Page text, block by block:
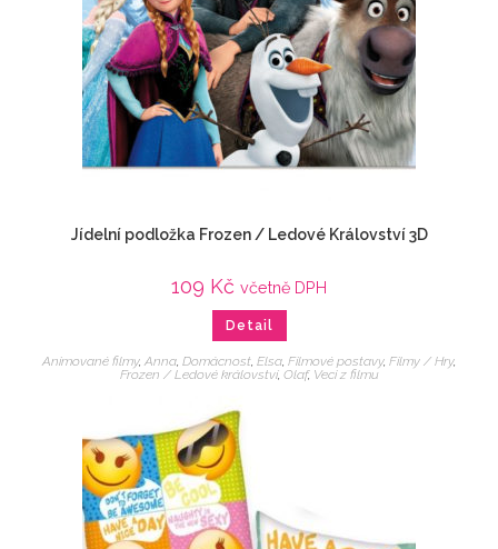
Jídelní podložka Frozen / Ledové Království 3D
109 Kč včetně DPH
Detail
Animované filmy, Anna, Domácnost, Elsa, Filmové postavy, Filmy / Hry,
Frozen / Ledové království, Olaf, Veci z filmu